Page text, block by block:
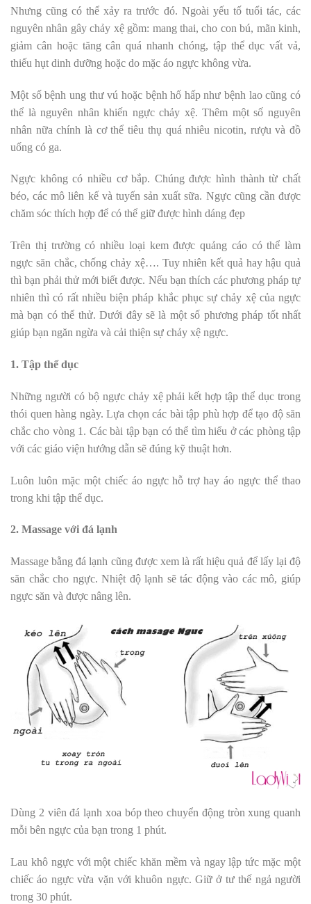
Nhưng cũng có thể xảy ra trước đó. Ngoài yếu tố tuổi tác, các
nguyên nhân gây chảy xệ gồm: mang thai, cho con bú, mãn kinh,
giảm cân hoặc tăng cân quá nhanh chóng, tập thể dục vất vả,
thiếu hụt dinh dưỡng hoặc do mặc áo ngực không vừa.
Một số bệnh ung thư vú hoặc bệnh hố hấp như bệnh lao cũng có
thể là nguyên nhân khiến ngực chảy xệ. Thêm một số nguyên
nhân nữa chính là cơ thể tiêu thụ quá nhiêu nicotin, rượu và đồ
uống có ga.
Ngực không có nhiều cơ bắp. Chúng được hình thành từ chất
béo, các mô liên kế và tuyến sản xuất sữa. Ngực cũng cần được
chăm sóc thích hợp để có thể giữ được hình dáng đẹp
Trên thị trường có nhiều loại kem được quảng cáo có thể làm
ngực săn chắc, chống chảy xệ…. Tuy nhiên kết quả hay hậu quả
thì bạn phải thử mới biết được. Nếu bạn thích các phương pháp tự
nhiên thì có rất nhiều biện pháp khắc phục sự chảy xệ của ngực
mà bạn có thể thử. Dưới đây sẽ là một số phương pháp tốt nhất
giúp bạn ngăn ngừa và cải thiện sự chảy xệ ngực.
1. Tập thể dục
Những người có bộ ngực chảy xệ phải kết hợp tập thể dục trong
thói quen hàng ngày. Lựa chọn các bài tập phù hợp để tạo độ săn
chắc cho vòng 1. Các bài tập bạn có thể tìm hiểu ở các phòng tập
với các giáo viện hướng dẫn sẽ đúng kỹ thuật hơn.
Luôn luôn mặc một chiếc áo ngực hỗ trợ hay áo ngực thể thao
trong khi tập thể dục.
2. Massage với đá lạnh
Massage bằng đá lạnh cũng được xem là rất hiệu quả để lấy lại độ
săn chắc cho ngực. Nhiệt độ lạnh sẽ tác động vào các mô, giúp
ngực săn và được nâng lên.
Dùng 2 viên đá lạnh xoa bóp theo chuyển động tròn xung quanh
mỗi bên ngực của bạn trong 1 phút.
Lau khô ngực với một chiếc khăn mềm và ngay lập tức mặc một
chiếc áo ngực vừa vặn với khuôn ngực. Giữ ở tư thế ngả người
trong 30 phút.